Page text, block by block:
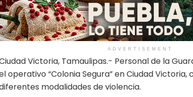
ADVERTISEMENT
Victoria, Tamaulipas.- Personal de la
operativo “Colonia Segura” en Ciudad Victoria,
modalidades de violencia.